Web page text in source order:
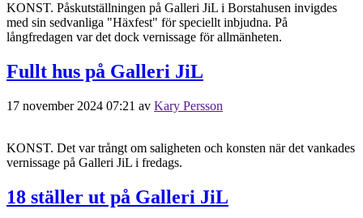
KONST. Påskutställningen på Galleri JiL i Borstahusen invigdes
med sin sedvanliga "Häxfest" för speciellt inbjudna. På
långfredagen var det dock vernissage för allmänheten.
Fullt hus på Galleri JiL
17 november 2024 07:21 av Kary Persson
KONST. Det var trångt om saligheten och konsten när det vankades
vernissage på Galleri JiL i fredags.
18 ställer ut på Galleri JiL